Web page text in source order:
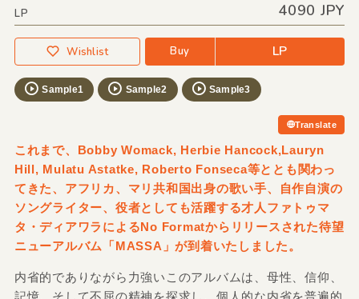
LP 4090 JPY
Wishlist Buy LP
Sample1 Sample2 Sample3
Translate
これまで、Bobby Womack, Herbie Hancock,Lauryn
Hill, Mulatu Astatke, Roberto Fonseca等ととも関わっ
てきた、アフリカ、マリ共和国出身の歌い手、自作自演の
ソングライター、役者としても活躍する才人ファトゥマ
タ・ディアワラによるNo Formatからリリースされた待望
ニューアルバム「MASSA」が到着いたしました。
内省的でありながら力強いこのアルバムは、母性、信仰、
記憶、そして不屈の精神を探求し、個人的な内省を普遍的